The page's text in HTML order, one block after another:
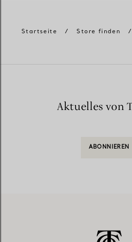
Startseite / Store finden /
Aktuelles von
ABONNIEREN